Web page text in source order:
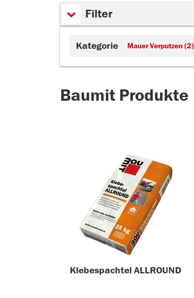
Filter
Kategorie Mauer Verputzen (2)
Baumit Produkte
Klebespachtel ALLROUND